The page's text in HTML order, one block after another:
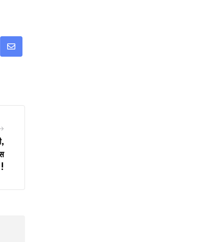
Share